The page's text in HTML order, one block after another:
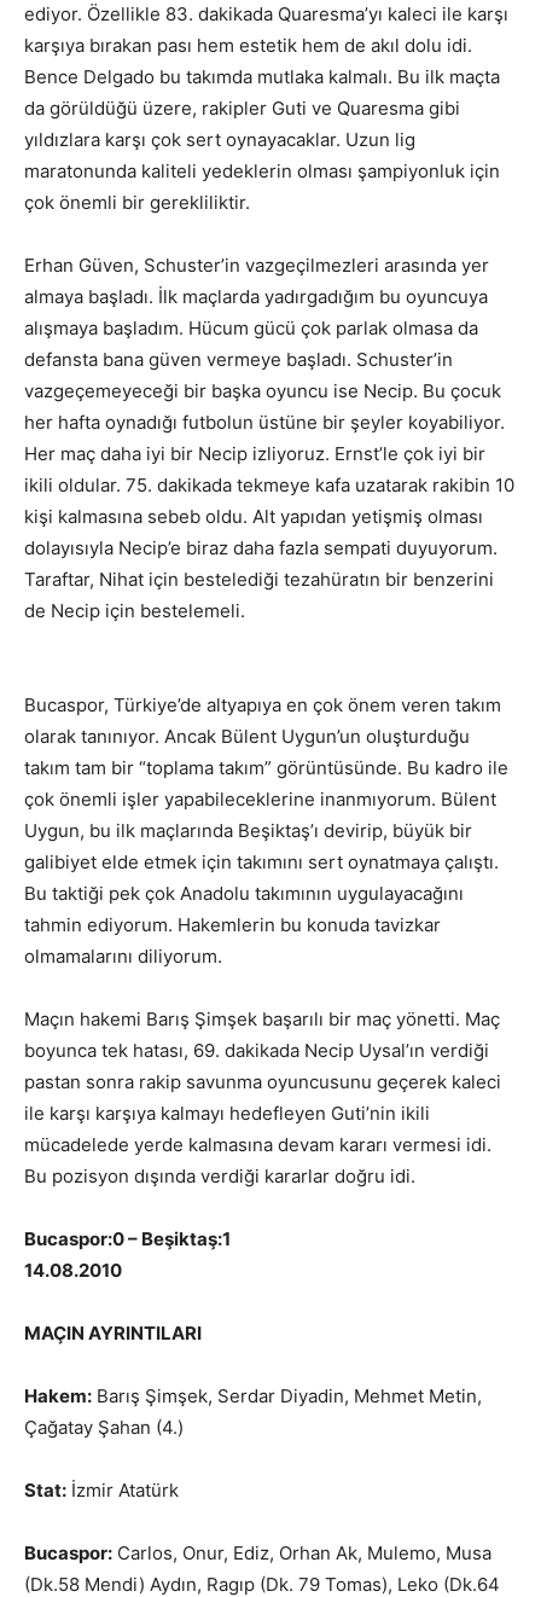
ediyor. Özellikle 83. dakikada Quaresma’yı kaleci ile karşı
karşıya bırakan pası hem estetik hem de akıl dolu idi.
Bence Delgado bu takımda mutlaka kalmalı. Bu ilk maçta
da görüldüğü üzere, rakipler Guti ve Quaresma gibi
yıldızlara karşı çok sert oynayacaklar. Uzun lig
maratonunda kaliteli yedeklerin olması şampiyonluk için
çok önemli bir gerekliliktir.
Erhan Güven, Schuster’in vazgeçilmezleri arasında yer
almaya başladı. İlk maçlarda yadırgadığım bu oyuncuya
alışmaya başladım. Hücum gücü çok parlak olmasa da
defansta bana güven vermeye başladı. Schuster’in
vazgeçemeyeceği bir başka oyuncu ise Necip. Bu çocuk
her hafta oynadığı futbolun üstüne bir şeyler koyabiliyor.
Her maç daha iyi bir Necip izliyoruz. Ernst’le çok iyi bir
ikili oldular. 75. dakikada tekmeye kafa uzatarak rakibin 10
kişi kalmasına sebeb oldu. Alt yapıdan yetişmiş olması
dolayısıyla Necip’e biraz daha fazla sempati duyuyorum.
Taraftar, Nihat için bestelediği tezahüratın bir benzerini
de Necip için bestelemeli.
Bucaspor, Türkiye’de altyapıya en çok önem veren takım
olarak tanınıyor. Ancak Bülent Uygun’un oluşturduğu
takım tam bir “toplama takım” görüntüsünde. Bu kadro ile
çok önemli işler yapabileceklerine inanmıyorum. Bülent
Uygun, bu ilk maçlarında Beşiktaş’ı devirip, büyük bir
galibiyet elde etmek için takımını sert oynatmaya çalıştı.
Bu taktiği pek çok Anadolu takımının uygulayacağını
tahmin ediyorum. Hakemlerin bu konuda tavizkar
olmamalarını diliyorum.
Maçın hakemi Barış Şimşek başarılı bir maç yönetti. Maç
boyunca tek hatası, 69. dakikada Necip Uysal’ın verdiği
pastan sonra rakip savunma oyuncusunu geçerek kaleci
ile karşı karşıya kalmayı hedefleyen Guti’nin ikili
mücadelede yerde kalmasına devam kararı vermesi idi.
Bu pozisyon dışında verdiği kararlar doğru idi.
Bucaspor:0 – Beşiktaş:1
14.08.2010
MAÇIN AYRINTILARI
Hakem: Barış Şimşek, Serdar Diyadin, Mehmet Metin,
Çağatay Şahan (4.)
Stat: İzmir Atatürk
Bucaspor: Carlos, Onur, Ediz, Orhan Ak, Mulemo, Musa
(Dk.58 Mendi) Aydın, Ragıp (Dk. 79 Tomas), Leko (Dk.64